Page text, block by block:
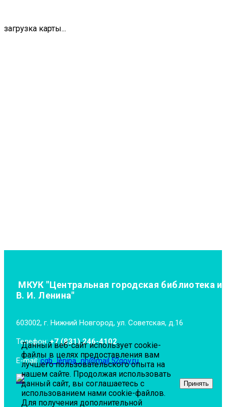
загрузка карты...
МКУК "Центральная городская библиотека
В. И. Ленина"
603002, г. Нижний Новгород, ул. Советская, д.16
Телефон:+7 (831) 246-4102
E-mail:cgb_lenina_nn@mail.52gov.ru
Данный веб-сайт использует cookie-
файлы в целях предоставления вам
лучшего пользовательского опыта на
нашем сайте. Продолжая использовать
данный сайт, вы соглашаетесь с
использованием нами cookie-файлов.
Для получения дополнительной
Принять